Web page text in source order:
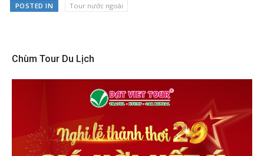
POSTED IN Tour nước ngoài
Chùm Tour Du Lịch